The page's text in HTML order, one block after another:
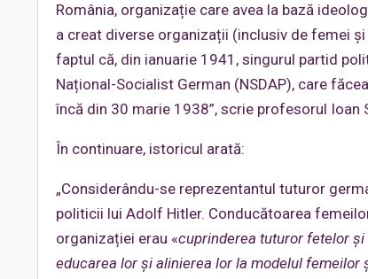
România, organizație care avea la bază
a creat diverse organizații (inclusiv de femei
faptul că, din ianuarie 1941, singurul partid
Național-Socialist German (NSDAP), care
încă din 30 marie 1938”, scrie profesorul Ioan
În continuare, istoricul arată:
„Considerându-se reprezentantul tuturor
politicii lui Adolf Hitler. Conducătoarea
organizației erau «cuprinderea tuturor fetelor și
educarea lor și alinierea lor la modelul